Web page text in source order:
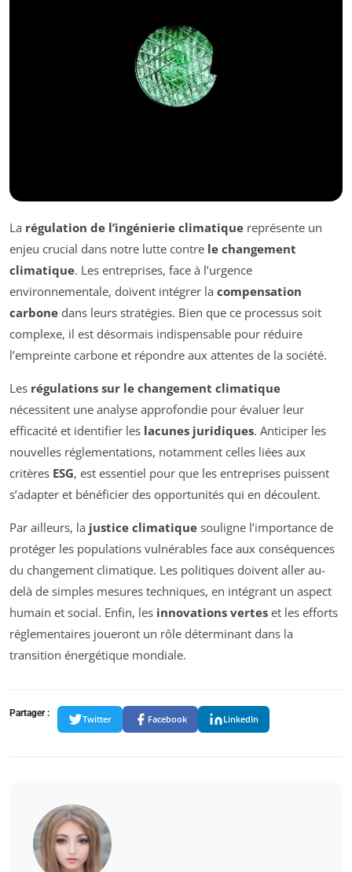
La régulation de l’ingénierie climatique représente un
enjeu crucial dans notre lutte contre le changement
climatique. Les entreprises, face à l’urgence
environnementale, doivent intégrer la compensation
carbone dans leurs stratégies. Bien que ce processus soit
complexe, il est désormais indispensable pour réduire
l’empreinte carbone et répondre aux attentes de la société.
Les régulations sur le changement climatique
nécessitent une analyse approfondie pour évaluer leur
efficacité et identifier les lacunes juridiques. Anticiper les
nouvelles réglementations, notamment celles liées aux
critères ESG, est essentiel pour que les entreprises puissent
s’adapter et bénéficier des opportunités qui en découlent.
Par ailleurs, la justice climatique souligne l’importance de
protéger les populations vulnérables face aux conséquences
du changement climatique. Les politiques doivent aller au-
delà de simples mesures techniques, en intégrant un aspect
humain et social. Enfin, les innovations vertes et les efforts
réglementaires joueront un rôle déterminant dans la
transition énergétique mondiale.
Partager :
Twitter Facebook LinkedIn